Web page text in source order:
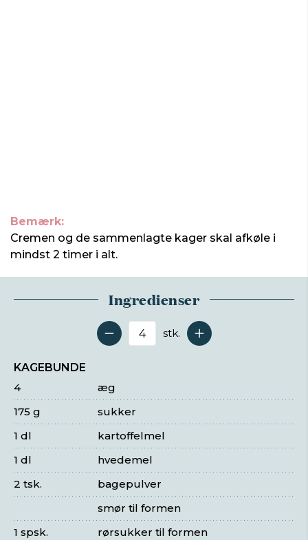
Bemærk:
Cremen og de sammenlagte kager skal afkøle i
mindst 2 timer i alt.
Ingredienser
Antal serveringer
stk.
KAGEBUNDE
æg
4
sukker
175 g
kartoffelmel
1 dl
hvedemel
1 dl
bagepulver
2 tsk.
smør til formen
rørsukker til formen
1 spsk.